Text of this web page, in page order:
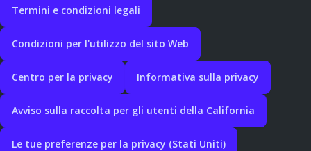
Termini e condizioni legali
Condizioni per l'utilizzo del sito Web
Centro per la privacy Informativa sulla privacy
Avviso sulla raccolta per gli utenti della California
Le tue preferenze per la privacy (Stati Uniti)